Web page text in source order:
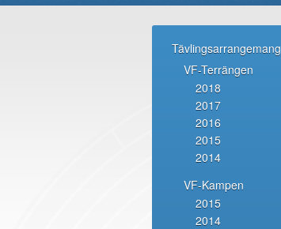
Tävlingsarrangemang
VF-Terrängen
2018
2017
2016
2015
2014
VF-Kampen
2015
2014